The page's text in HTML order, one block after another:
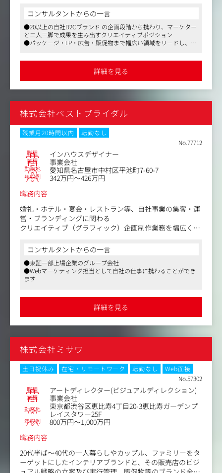
だくため、様々な媒体のデザインスキルが身につきます
・デザイン制作のスピードが向上できる環境です
・インハウスのポジションですのでブランドの立ち上げに
関われる可能性もあります
【仕事内容（変更の範囲）】会社の定める範囲
マーケターとデザイナーが同じテーブルで企画から議論
し、コンセプト設計からパッケージ・LP・広告まで一貫し
て形にします。その成果は売上やブランドの成長に直結
し、デザインが「数字を動かす」瞬間をリアルに感じられ
る環境です。
今回募集するのは、こうしたフィールドでブランドの世界
観づくりと成果創出を両立できるアートディレクター候
ご入社いただく方には、自社D2Cブランド（化粧品・健康
食品・医薬品など）の 企画～制作～検証まで一気通貫で関
マーケターと二人三脚で商品コンセプトの立案から参画
し、パッケージ・LP・広告・販促物など幅広い領域をリー
ド。プレイヤーとして自ら手を動かしつつ、デザインの方
向性決定や若手メンバーの育成にも携わっていただきま
す。
＜具体的には＞
・ブランド戦略に基づくクリエイティブディレクション
マーケターと連携し、商品コンセプトを踏まえたデザイン
・デザイン制作実務
商品パッケージ／ブランドロゴ／LP／広告バナー／SNS素
材／動画など
新規ブランドや新商品の世界観づくり、トンマナ設計、ク
リエイティブ全体の統括
やCVR改善を実施
・チームマネジメント
若手デザイナーの育成・レビュー／案件進行管理／外部パ
ートナーとの折衝
・外部パートナーとの折衝
印刷会社・OEMメーカー・広告代理店などと連携し、品
質・納期・コストを管理
コンサルタントからの一言
●20以上の自社D2Cブランド の企画段階から携わり、マーケター
と二人三脚で成果を生み出すクリエイティブポジション
●パッケージ・LP・広告・販促物まで幅広い領域をリードし、デ
ーとして チームとブランドの両方を牽引
詳細を見る
株式会社ベストブライダル
残業月20時間以内
転勤なし
No.77712
職種 インハウスデザイナー
業種 事業会社
勤務地 愛知県名古屋市中村区平池町7-60-7
年収例
342万円～426万円
職務内容
婚礼・ホテル・宴会・レストラン等、自社事業の集客・運
営・ブランディングに関わる
クリエイティブ（グラフィック）企画制作業務を幅広く担
・広告・パンフレット・チラシ・ポスター・POP等の企
画・デザイン
・ロゴ・パッケージ・ディスプレイ・ステーショナリー・
ノベルティ等の企画・デザイン
・撮影ディレクション
・印刷会社との折衝・入稿手配
・社内他部署・他チームとの折衝
コンサルタントからの一言
●東証一部上場企業のグループ会社
●Webマーケティング担当として自社の仕事に携わることができ
ます
詳細を見る
株式会社ミサワ
土日祝休み 在宅・リモートワーク 転勤なし
Web面接
No.57302
職種 アートディレクター(ビジュアルディレクション)
業種 事業会社
勤務地
東京都渋谷区恵比寿4丁目20-3恵比寿ガーデンプ
レイスタワー25F
年収例
800万円～1,000万円
職務内容
20代半ば～40代の一人暮らしやカップル、ファミリーをタ
ーゲットにしたインテリアブランドと、その販売店のビジ